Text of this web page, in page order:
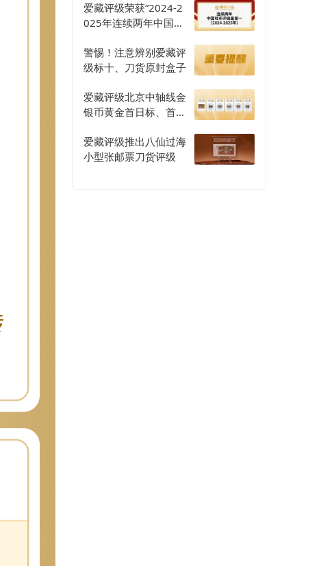
爱藏评级荣获“2024-2
025年连续两年中国钱
警惕！注意辨别爱藏评
级标十、刀货原封盒子
爱藏评级北京中轴线金
银币黄金首日标、首发
爱藏评级推出八仙过海
小型张邮票刀货评级